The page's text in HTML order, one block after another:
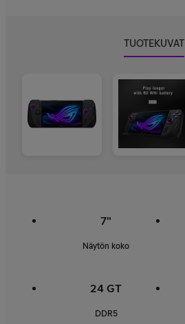
TUOTEKUVAT
7"
Näytön koko
24 GT
DDR5